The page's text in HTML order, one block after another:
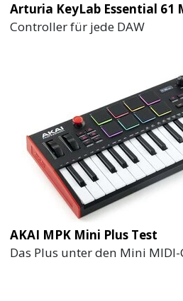
Arturia KeyLab Essential 61
Controller für jede DAW
AKAI MPK Mini Plus Test
Das Plus unter den Mini